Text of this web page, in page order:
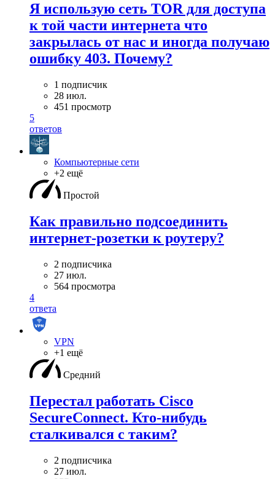
Я использую сеть TOR для доступа
к той части интернета что
закрылась от нас и иногда получаю
ошибку 403. Почему?
1 подписчик
28 июл.
451 просмотр
5
ответов
Компьютерные сети
+2 ещё
Простой
Как правильно подсоединить
интернет-розетки к роутеру?
2 подписчика
27 июл.
564 просмотра
4
ответа
VPN
+1 ещё
Средний
Перестал работать Cisco
SecureConnect. Кто-нибудь
сталкивался с таким?
2 подписчика
27 июл.